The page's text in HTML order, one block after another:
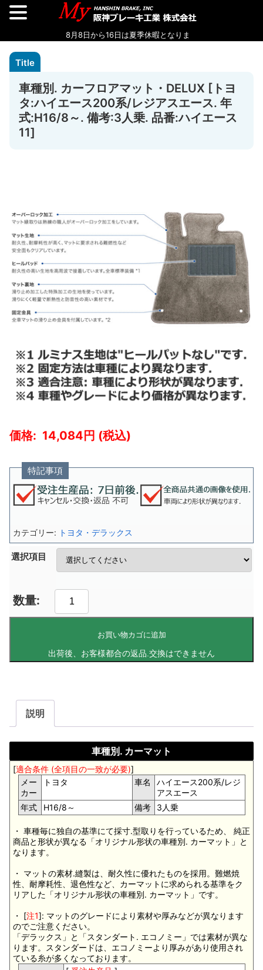
車種別. カーフロアマット・DELUX [トヨ
タ:ハイエース200系/レジアスエース. 年
式:H16/8～. 備考:3人乗. 品番:ハイエース
11]
14,084
特記事項
選択項目
お買い物カゴに追加
カテゴリー: トヨタ・デラックス
説明
車種別. カーマット
[適合条件 (全項目の一致が必要)]
メー
カー
トヨタ 車名
ハイエース200系/レジ
アスエース
年式
H16/8～ 備考 3人乗
・ 車種毎に独自の基準にて採寸.型取りを行っているため、 純正
商品と形状が異なる「オリジナル形状の車種別. カーマット」と
なります。
・ マットの素材.縫製は、耐久性に優れたものを採用。難燃焼
性、耐摩耗性、退色性など、カーマットに求められる基準をク
リアした「オリジナル形状の車種別. カーマット」です。
・ [注1]: マットのグレードにより素材や厚みなどが異なります
のでご注意ください。
「デラックス」と「スタンダート. エコノミー」では素材が異な
ります。スタンダードは、エコノミーより厚みがあり使用され
ている糸が多くなっております。